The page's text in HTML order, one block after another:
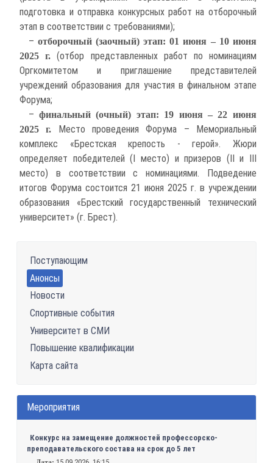
подготовка и отправка конкурсных работ на отборочный
этап в соответствии с требованиями);
– отборочный (заочный) этап: 01 июня – 10 июня
2025 г. (отбор представленных работ по номинациям
Оргкомитетом и приглашение представителей
учреждений образования для участия в финальном этапе
Форума;
– финальный (очный) этап: 19 июня – 22 июня
2025 г.
Место проведения Форума – Мемориальный
комплекс «Брестская крепость - герой». Жюри
определяет победителей (I место) и призеров (II и III
место) в соответствии с номинациями. Подведение
итогов Форума состоится 21 июня 2025 г. в учреждении
образования «Брестский государственный технический
университет» (г. Брест).
Поступающим
Анонсы
Новости
Спортивные события
Университет в СМИ
Повышение квалификации
Карта сайта
Мероприятия
Конкурс на замещение должностей профессорско-
преподавательского состава на срок до 5 лет